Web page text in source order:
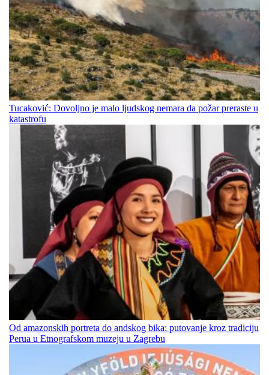
Tucaković: Dovoljno je malo ljudskog nemara da požar preraste u
katastrofu
Od amazonskih portreta do andskog bika: putovanje kroz tradiciju
Perua u Etnografskom muzeju u Zagrebu